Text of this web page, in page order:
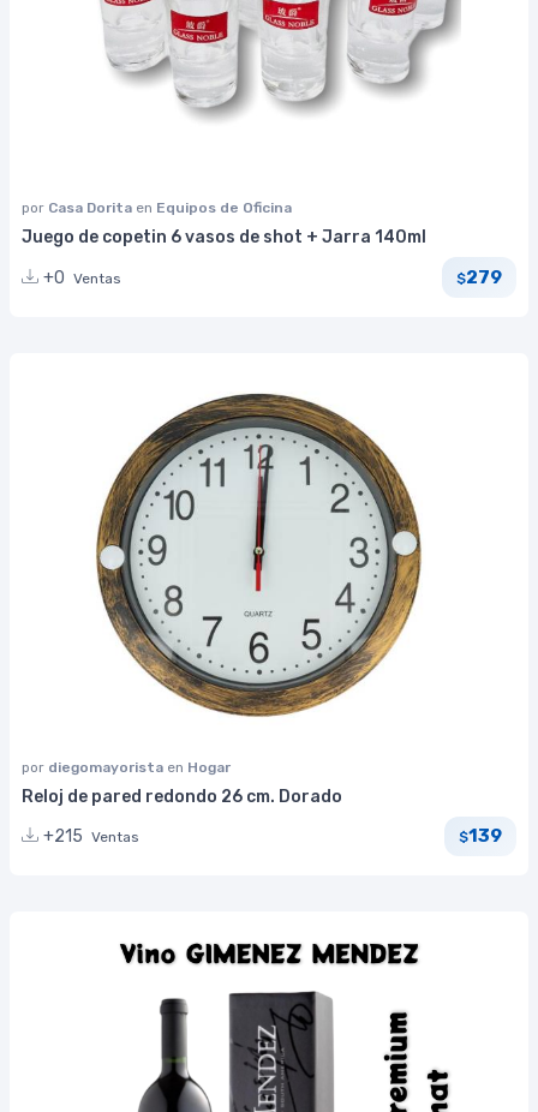
por Casa Dorita en Equipos de Oficina
Juego de copetin 6 vasos de shot + Jarra 140ml
+0 Ventas $279
por diegomayorista en Hogar
Reloj de pared redondo 26 cm. Dorado
+215 Ventas $139